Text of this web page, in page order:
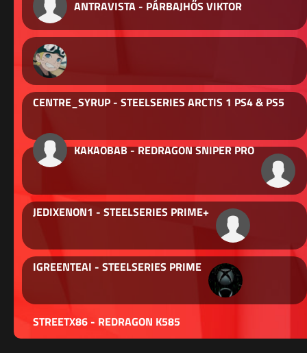
ANTRAVISTA - PÁRBAJHŐS VIKTOR
CENTRE_SYRUP - STEELSERIES ARCTIS 1 PS4 & PS5
KAKAOBAB - REDRAGON SNIPER PRO
JEDIXENON1 - STEELSERIES PRIME+
IGREENTEAI - STEELSERIES PRIME
STREETX86 - REDRAGON K585